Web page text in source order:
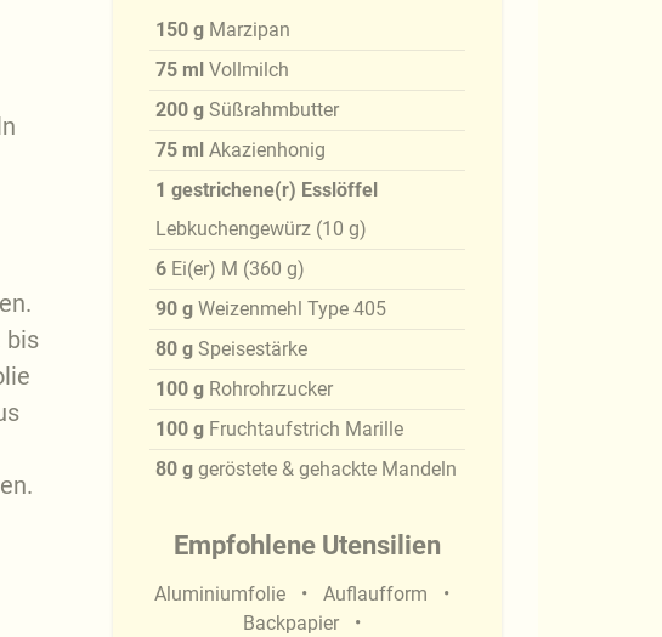
bis
150 g Marzipan
75 ml Vollmilch
200 g Süßrahmbutter
75 ml Akazienhonig
1 gestrichene(r) Esslöffel
Lebkuchengewürz (10 g)
6 Ei(er) M (360 g)
90 g Weizenmehl Type 405
80 g Speisestärke
100 g Rohrohrzucker
100 g Fruchtaufstrich Marille
80 g geröstete & gehackte Mandeln
Empfohlene Utensilien
Aluminiumfolie
Auflaufform
Backpapier